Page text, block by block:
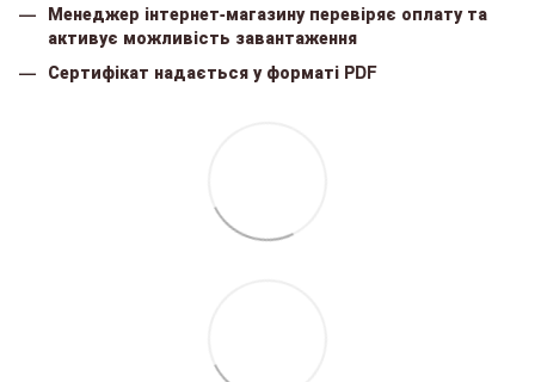
Менеджер інтернет-магазину перевіряє оплату та
активує можливість завантаження
Сертифікат надається у форматі PDF